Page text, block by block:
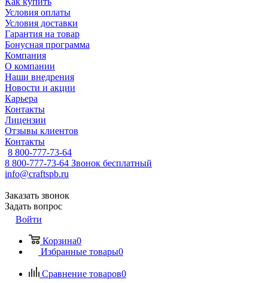
Условия оплаты
Условия доставки
Гарантия на товар
Бонусная программа
Компания
О компании
Наши внедрения
Новости и акции
Карьера
Контакты
Лицензии
Отзывы клиентов
Контакты
8 800-777-73-64
8 800-777-73-64 Звонок бесплатный
info@craftspb.ru
Заказать звонок
Задать вопрос
Войти
Корзина0
Избранные товары0
Сравнение товаров0